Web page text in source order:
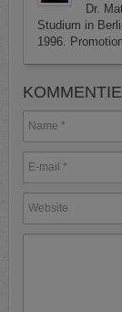
Dr.
Studium in
1996.